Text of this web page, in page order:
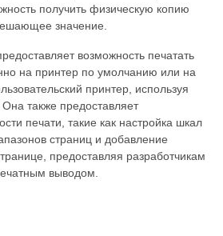
получить физическую копию
значение.
возможность печатать
на принтер по умолчанию или на
принтер, используя
также предоставляет
печати, такие как настройка шкал
страниц и добавление
предоставляя разработчикам
выводом.